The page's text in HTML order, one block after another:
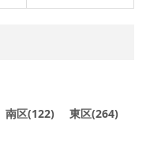
南区(122) 東区(264)